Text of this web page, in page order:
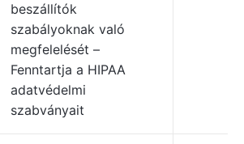
beszállítók
szabályoknak való
megfelelését –
Fenntartja a HIPAA
adatvédelmi
szabványait